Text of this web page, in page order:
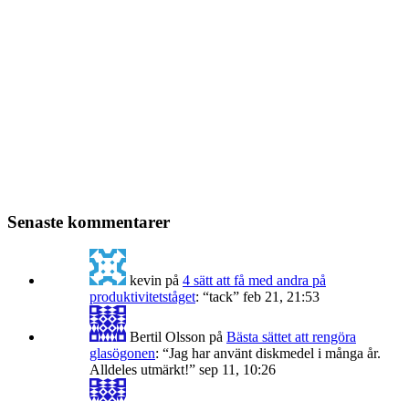
Senaste kommentarer
kevin på 4 sätt att få med andra på
produktivitetståget: “tack” feb 21, 21:53
Bertil Olsson på Bästa sättet att rengöra
glasögonen: “Jag har använt diskmedel i många år.
Alldeles utmärkt!” sep 11, 10:26